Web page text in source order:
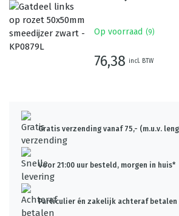
Op voorraad (9)
76,38 incl. BTW
Gratis verzending vanaf 75,- (m.u.v.
Voor 21:00 uur besteld, morgen in huis*
Particulier én zakelijk achteraf betalen